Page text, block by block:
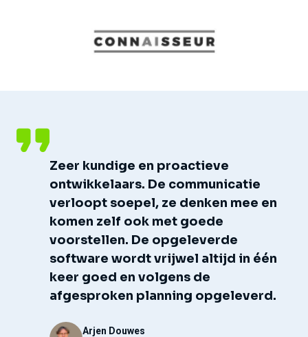
Zeer kundige en proactieve
ontwikkelaars. De communicatie
verloopt soepel, ze denken mee en
komen zelf ook met goede
voorstellen. De opgeleverde
software wordt vrijwel altijd in één
keer goed en volgens de
afgesproken planning opgeleverd.
Arjen Douwes